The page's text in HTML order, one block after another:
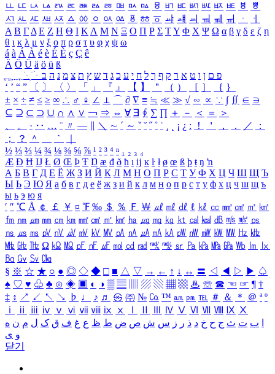
ㅥ ㅦ ㅧ ㅨ ㅩ ㅪ ㅫ ㅬ ㅭ ㅮ ㅯ ㅰ ㅱ ㅲ ㅳ ㅴ ㅵ ㅶ ㅷ ㅸ
ㅹ
ㅺ ㅻ ㅼ ㅽ ㅾ ㅿ ㆀ ㆁ ㆂ ㆃ ㆄ ㆅ ㆆ ㆇ ㆈ ㆉ ㆊ ㆋ ㆌ ㆍ
ㆎ
Α Β ΓΔ Ε Ζ Η Θ Ι ΚΛ Μ Ν Ξ Ο Π Ρ Σ ΤΥ Φ Χ Ψ Ω α β γ δ ε ζ η
θ ι κ λ μ ν ξ ο π ρ σ τ υ φ χ ψ ω
á à Á À é è É È ç Ç ê
Ä Ö Ü ä ö ü ß
ִֶֹ ֻּ ׁׂ פ ם ן ו ט א ר ק ף ך ל ח י ע כ ג ד ש ץ ת צ מ נ ה ב
‘ ’ “ ” 〔 〕 〈 〉 「 」 『 』 【 】 ＂ （ ） ［ ］ ｛ ｝
± × ÷ ≠ ≤ ≥ ∞ ∴ ♂ ♀ ∠ ⊥ ⌒ ∂ ∇ ≡ ≒ ≪ ≫ √ ∽ ∝ ∵ ∫ ∬ ∈ ∋
⊆ ⊇ ⊂ ⊃ ∪ ∩ ∧ ∨ ￢ ⇒ ⇔ ∀ ∃ ∮ ∑ ∏ ＋ － ＜ ＝
＞
、
。 · ‥ … ¨ 〃 ― ＼ ∼ ´ ～ ˇ ˘ ˝ ˚ ˙ ¸ ¡ ¿ ː ！ ＇ ， ． ／
：
；
？ ＾ ｀
½ ⅓ ⅔ ¼ ¾ ⅛ ⅜ ⅝ ⅞ ¹ ² ³ ⁴ ⁿ ₁ ₂ ₃ ₄
Æ Ð Ħ Ĳ Ł Ø Œ Þ Ŧ Ŋ æ đ ð ħ ı ĳ ĸ ŀ ł ø œ ß þ ŧ ŋ ŉ
А Б В Г Д Е Ё Ж З И Й К Л М Н О П Р С Т У Ф Х Ц Ч Ш Щ Ъ
Ы Ь Э Ю Я а б в г д е ё ж з и й к л м н о п р с т у ф х ц ч ш щ ъ
ы ь э ю я
′ ″ ℃ Å ￠ ￡ ￥ ¤ ℉ ‰ ＄ ％ Ｆ ￦ ㎕ ㎖ ㎗ ℓ ㎘ ㏄ ㎣ ㎤ ㎥ ㎦
㎙ ㎚ ㎛ ㎜ ㎝ ㎞ ㎟ ㎠ ㎡ ㎢ ㏊ ㎍ ㎎ ㎏ ㏏ ㎈ ㎉ ㏈ ㎧ ㎨ ㎰
㎱ ㎲ ㎳ ㎴ ㎵ ㎶ ㎷ ㎸ ㎹ ㎀ ㎁ ㎂ ㎃ ㎄ ㎺ ㎻ ㎽ ㎾ ㎿ ㎐ ㎑
㎒ ㎓ ㎔ Ω ㏀ ㏁ ㎊ ㎋ ㎌ ㏖ ㏅ ㎭ ㎮ ㎯ ㏛ ㎩ ㎪ ㎫ ㎬ ㏝ ㏐
㏓
㏃ ㏉ ㏜ ㏆
§ ※ ☆ ★ ○ ● ◎ ◇ ◆ □ ■ △ ▽ → ← ↑ ↓ ↔ 〓 ◁ ◀ ▷ ▶ ♤
♠ ♡ ♥ ♧ ♣ ⊙ ◈ ▣ ◐ ◑ ▒ ▤ ▨ ▧ ▦ ▩ ♨ ☏ ☎ ☜ ☞ ¶ †
‡ ↕ ↗ ↙ ↖ ↘ ♭ ♩ ♪ ♬ ㉿ ㈜ № ㏇ ™ ㏂ ㏘ ℡ ＃ ＆ ＊ ＠ ª º
ⅰ
ⅱ ⅲ ⅳ ⅴ ⅵ ⅶ ⅷ ⅸ ⅹ Ⅳ Ⅴ Ⅵ Ⅶ Ⅷ Ⅸ Ⅹ
ب ت ث ج ح خ د ذ ر ز س ش ص ض ط ظ ع غ ف ق ک ل م ن ه
و ی
닫기